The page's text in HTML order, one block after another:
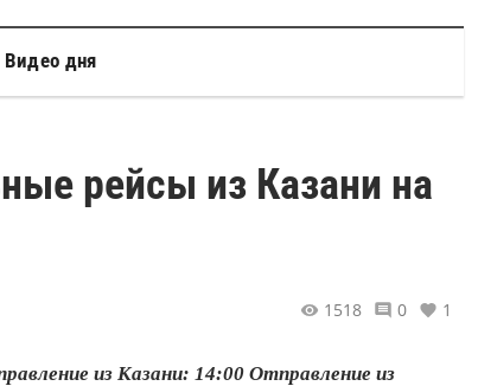
Видео дня
рейсы из Казани на
1518 0 1
из Казани: 14:00 Отправление из